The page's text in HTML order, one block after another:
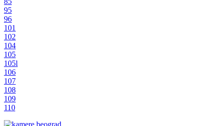
95
96
101
102
104
105
105l
106
107
108
109
110